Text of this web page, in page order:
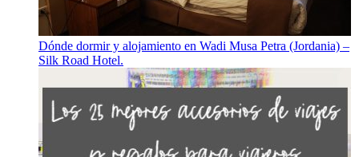
Dónde dormir y alojamiento en Wadi Musa Petra (Jordania) –
Silk Road Hotel.